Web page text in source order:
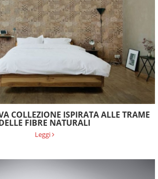
COLLEZIONE ISPIRATA ALLE TRAME
FIBRE NATURALI
Leggi